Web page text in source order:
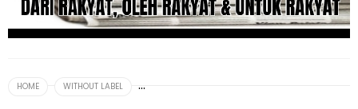
HOME WITHOUT LABEL